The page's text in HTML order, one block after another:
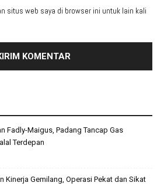
situs web saya di browser ini untuk lain kali
Fadly-Maigus, Padang Tancap Gas
Terdepan
Kinerja Gemilang, Operasi Pekat dan Sikat